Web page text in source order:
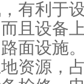
有利于
且设备
面设施
资源，